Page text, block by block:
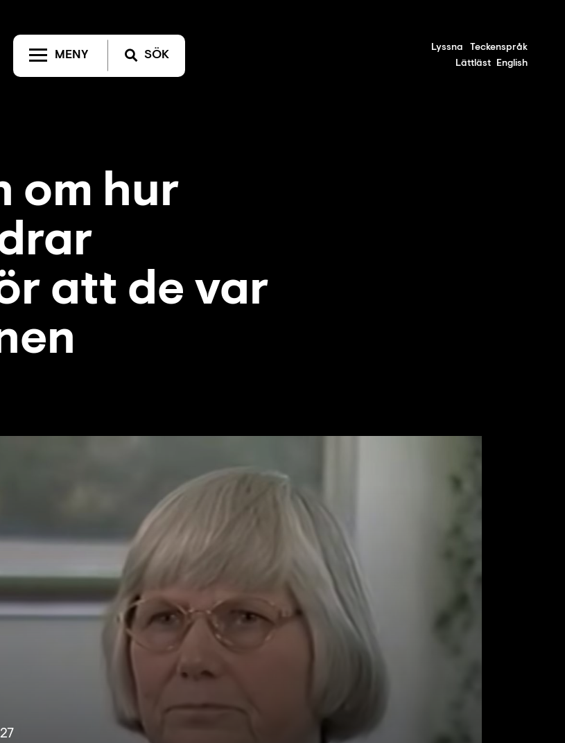
MENY SÖK
Lyssna
Teckenspråk
Lättläst
English
om hur
att de var